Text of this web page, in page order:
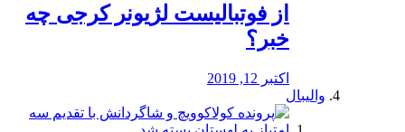
از فوتبالیست لژیونر کرجی چه
خبر؟
اکتبر 12, 2019
والیبال